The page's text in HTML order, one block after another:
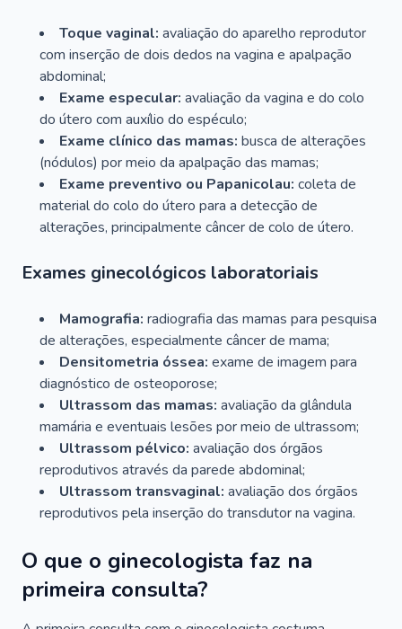
Toque vaginal: avaliação do aparelho reprodutor
com inserção de dois dedos na vagina e apalpação
abdominal;
Exame especular: avaliação da vagina e do colo
do útero com auxílio do espéculo;
Exame clínico das mamas: busca de alterações
(nódulos) por meio da apalpação das mamas;
Exame preventivo ou Papanicolau: coleta de
material do colo do útero para a detecção de
alterações, principalmente câncer de colo de útero.
Exames ginecológicos laboratoriais
Mamografia: radiografia das mamas para pesquisa
de alterações, especialmente câncer de mama;
Densitometria óssea: exame de imagem para
diagnóstico de osteoporose;
Ultrassom das mamas: avaliação da glândula
mamária e eventuais lesões por meio de ultrassom;
Ultrassom pélvico: avaliação dos órgãos
reprodutivos através da parede abdominal;
Ultrassom transvaginal: avaliação dos órgãos
reprodutivos pela inserção do transdutor na vagina.
O que o ginecologista faz na
primeira consulta?